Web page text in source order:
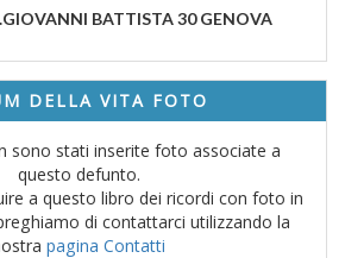
BATTISTA 30 GENOVA
DELLA VITA FOTO
sono stati inserite foto associate a
questo defunto.
a questo libro dei ricordi con foto in
di contattarci utilizzando la
pagina Contatti